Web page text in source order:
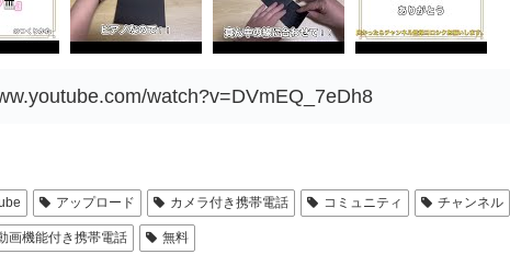
watch?v=DVmEQ_7eDh8
アップロード カメラ付き携帯電話 コミュニティ チャンネル
画機能付き携帯電話 無料